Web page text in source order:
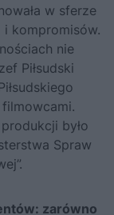
w sferze
i kompromisów.
nie
Piłsudski
filmowcami.
było
Spraw
zarówno